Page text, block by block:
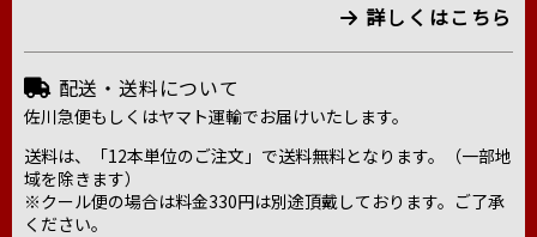
詳しくはこちら
配送・送料について
佐川急便もしくはヤマト運輸でお届けいたします。
送料は、「12本単位のご注文」で送料無料となります。（一部地
域を除きます）
※クール便の場合は料金330円は別途頂戴しております。ご了承
ください。